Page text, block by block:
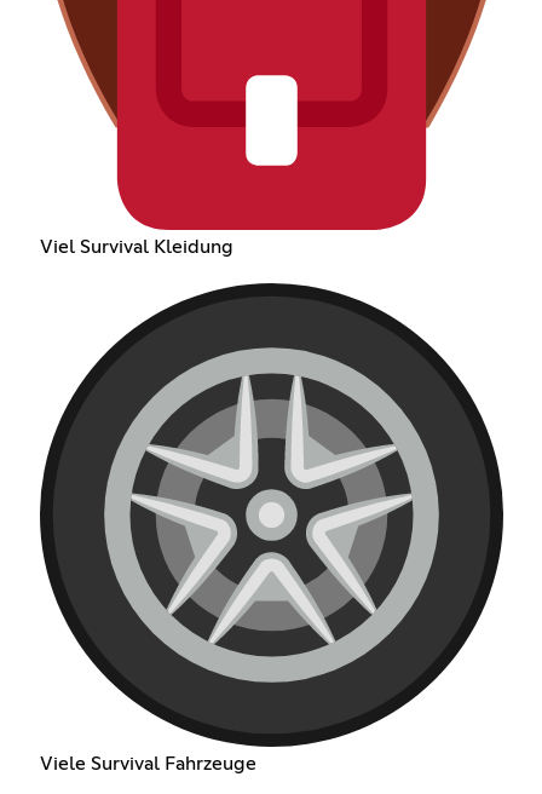
Viel Survival Kleidung
Viele Survival Fahrzeuge